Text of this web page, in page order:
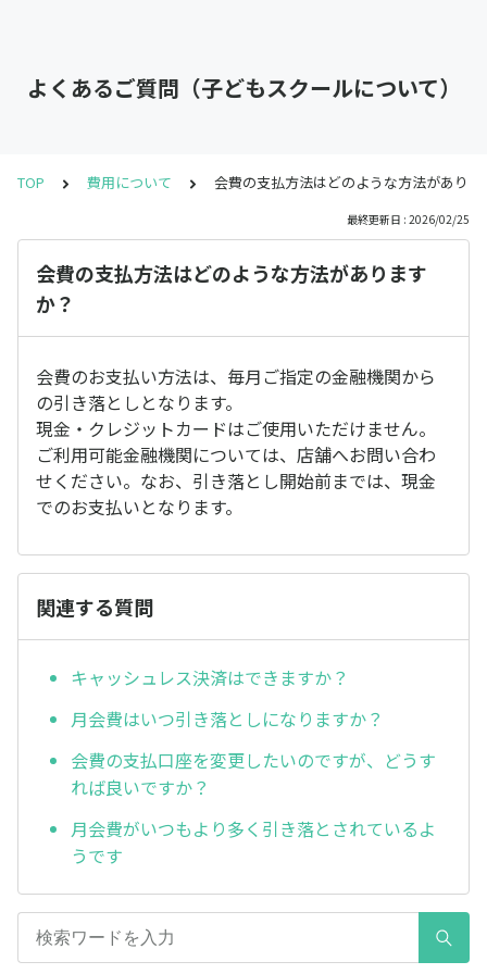
よくあるご質問（子どもスクールについて）
TOP 費用について 会費の支払方法はどのような方法がありま
最終更新日 : 2026/02/25
会費の支払方法はどのような方法があります
か？
会費のお支払い方法は、毎月ご指定の金融機関から
の引き落としとなります。
現金・クレジットカードはご使用いただけません。
ご利用可能金融機関については、店舗へお問い合わ
せください。なお、引き落とし開始前までは、現金
でのお支払いとなります。
関連する質問
キャッシュレス決済はできますか？
月会費はいつ引き落としになりますか？
会費の支払口座を変更したいのですが、どうす
れば良いですか？
月会費がいつもより多く引き落とされているよ
うです